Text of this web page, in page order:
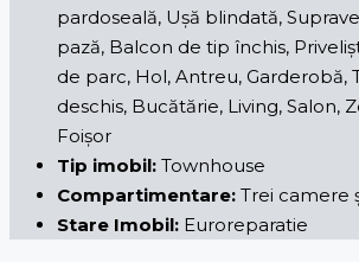
pardoseală, Ușă blindată,
pază, Balcon de tip închis,
de parc, Hol, Antreu, Garderobă,
deschis, Bucătărie, Living, Salon,
Foișor
Tip imobil: Townhouse
Compartimentare: Trei camere
Stare Imobil: Euroreparatie